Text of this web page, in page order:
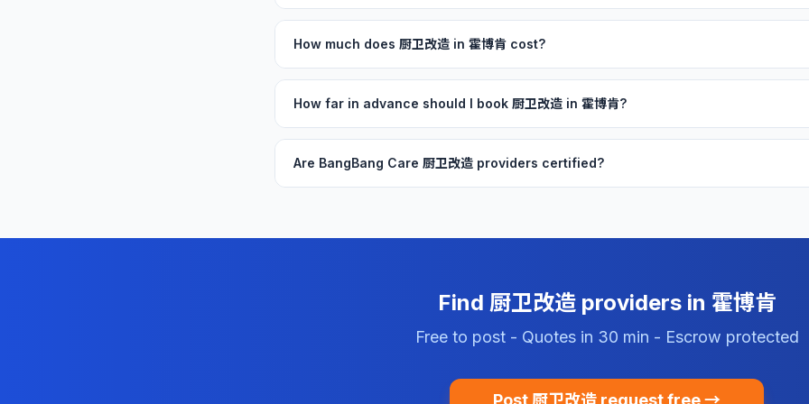
How much does 厨卫改造 in 霍博肯 cost?
How far in advance should I book 厨卫改造 in 霍博肯?
Are BangBang Care 厨卫改造 providers certified?
Find 厨卫改造 providers in 霍博肯
Free to post - Quotes in 30 min - Escrow protected
Post 厨卫改造 request free →